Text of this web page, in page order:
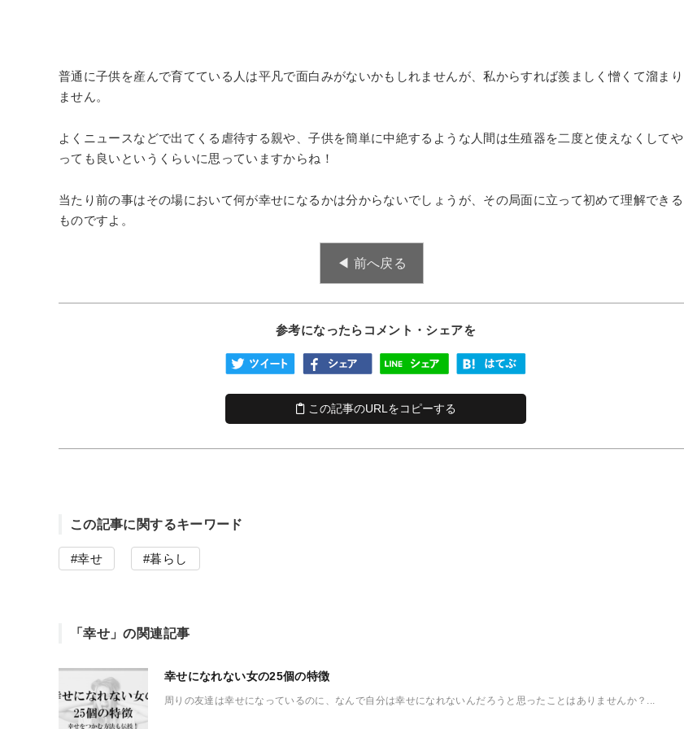
普通に子供を産んで育てている人は平凡で面白みがないかもしれませんが、私からすれば羨ましく憎くて溜まり
ません。
よくニュースなどで出てくる虐待する親や、子供を簡単に中絶するような人間は生殖器を二度と使えなくしてや
っても良いというくらいに思っていますからね！
当たり前の事はその場において何が幸せになるかは分からないでしょうが、その局面に立って初めて理解できる
ものですよ。
◀︎ 前へ戻る
参考になったらコメント・シェアを
この記事のURLをコピーする
この記事に関するキーワード
幸せ 暮らし
「幸せ」の関連記事
幸せになれない女の25個の特徴
周りの友達は幸せになっているのに、なんで自分は幸せになれないんだろうと思ったことはありませんか？...